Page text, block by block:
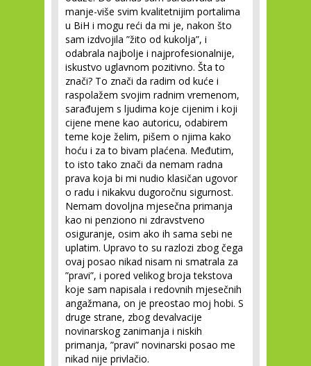
manje-više svim kvalitetnijim portalima
u BiH i mogu reći da mi je, nakon što
sam izdvojila ”žito od kukolja”, i
odabrala najbolje i najprofesionalnije,
iskustvo uglavnom pozitivno. Šta to
znači? To znači da radim od kuće i
raspolažem svojim radnim vremenom,
sarađujem s ljudima koje cijenim i koji
cijene mene kao autoricu, odabirem
teme koje želim, pišem o njima kako
hoću i za to bivam plaćena. Međutim,
to isto tako znači da nemam radna
prava koja bi mi nudio klasičan ugovor
o radu i nikakvu dugoročnu sigurnost.
Nemam dovoljna mjesečna primanja
kao ni penziono ni zdravstveno
osiguranje, osim ako ih sama sebi ne
uplatim. Upravo to su razlozi zbog čega
ovaj posao nikad nisam ni smatrala za
”pravi”, i pored velikog broja tekstova
koje sam napisala i redovnih mjesečnih
angažmana, on je preostao moj hobi. S
druge strane, zbog devalvacije
novinarskog zanimanja i niskih
primanja, ”pravi” novinarski posao me
nikad nije privlačio.